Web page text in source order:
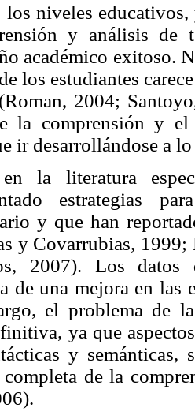
los niveles
y análisis de
académico exitoso.
los estudiantes
2004;
la comprensión y el
ir desarrollándose a
la literatura
estrategias
y que han
y Covarrubias, 1999;
2007). Los
de una mejora en las
el problema de
ya que
y semánticas,
de la